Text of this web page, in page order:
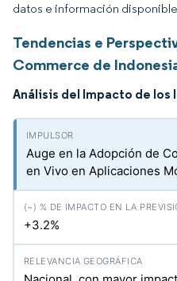
datos e información
Tendencias e
Commerce de
Análisis del Impacto de los
Auge en la Adopción de
en Vivo en Aplicaciones
+3.2%